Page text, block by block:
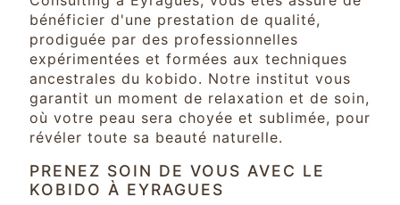
bénéficier d'une prestation de qualité,
prodiguée par des professionnelles
expérimentées et formées aux techniques
ancestrales du kobido. Notre institut vous
garantit un moment de relaxation et de soin,
où votre peau sera choyée et sublimée, pour
révéler toute sa beauté naturelle.
PRENEZ SOIN DE VOUS AVEC LE
KOBIDO À EYRAGUES